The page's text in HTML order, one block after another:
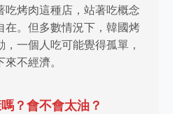
吃烤肉這種店，站著吃概念
在。但多數情況下，韓國烤
，一個人吃可能覺得孤單，
不經濟。
？會不會太油？